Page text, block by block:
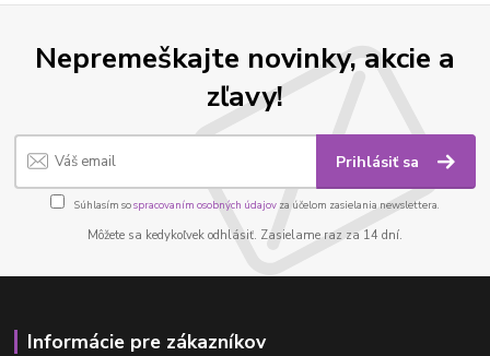
Nepremeškajte novinky, akcie a
zľavy!
Prihlásiť sa
Súhlasím sospracovaním osobných údajov za účelom zasielania newslettera.
Môžete sa kedykoľvek odhlásiť. Zasielame raz za 14 dní.
Informácie pre zákazníkov